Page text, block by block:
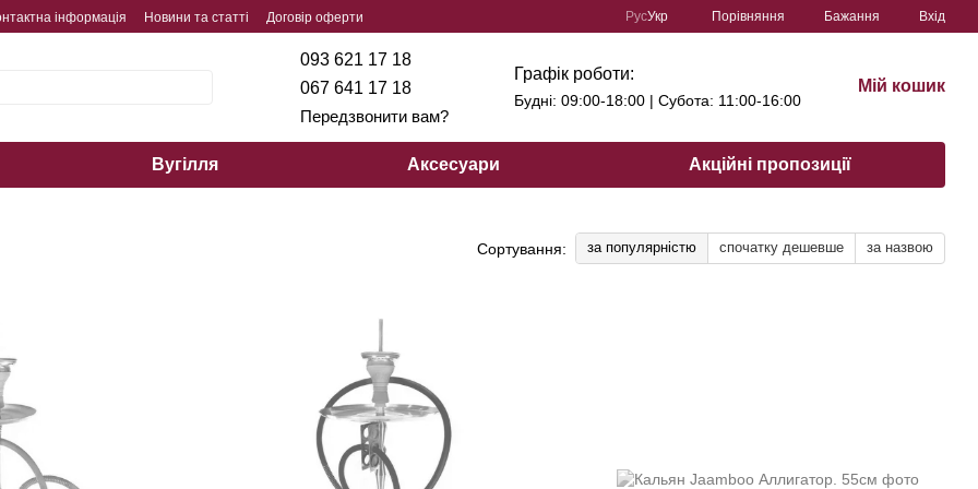
інформація Новини та статті
Договір оферти
РусУкр Порівняння Бажання Вхід
093 621 17 18
067 641 17 18
Передзвонити вам?
Графік роботи:
Будні: 09:00-18:00 | Субота: 11:00-16:00
Мій кошик
Вугілля Аксесуари Акційні пропозиції
Сортування: за популярністю спочатку дешевше за назвою